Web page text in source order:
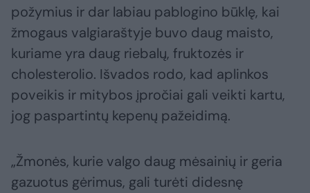
požymius ir dar labiau pablogino būklę, kai
žmogaus valgiaraštyje buvo daug maisto,
kuriame yra daug riebalų, fruktozės ir
cholesterolio. Išvados rodo, kad aplinkos
poveikis ir mitybos įpročiai gali veikti kartu,
jog paspartintų kepenų pažeidimą.
„Žmonės, kurie valgo daug mėsainių ir geria
gazuotus gėrimus, gali turėti didesnę